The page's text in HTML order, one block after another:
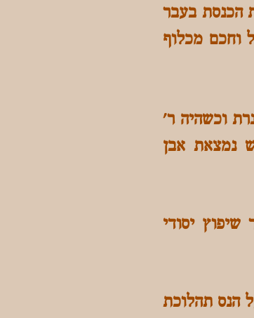
הכנסת בעבר
וחכם מכלוף
וכשהיה ר'
נמצאת אבן
יסודי
הנס תהלוכת